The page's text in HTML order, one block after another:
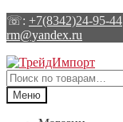
☏: +7(8342)24-95-44
rm@yandex.ru
Перейти
к
навигации
Перейти
к
содержимому
Искать:
Меню